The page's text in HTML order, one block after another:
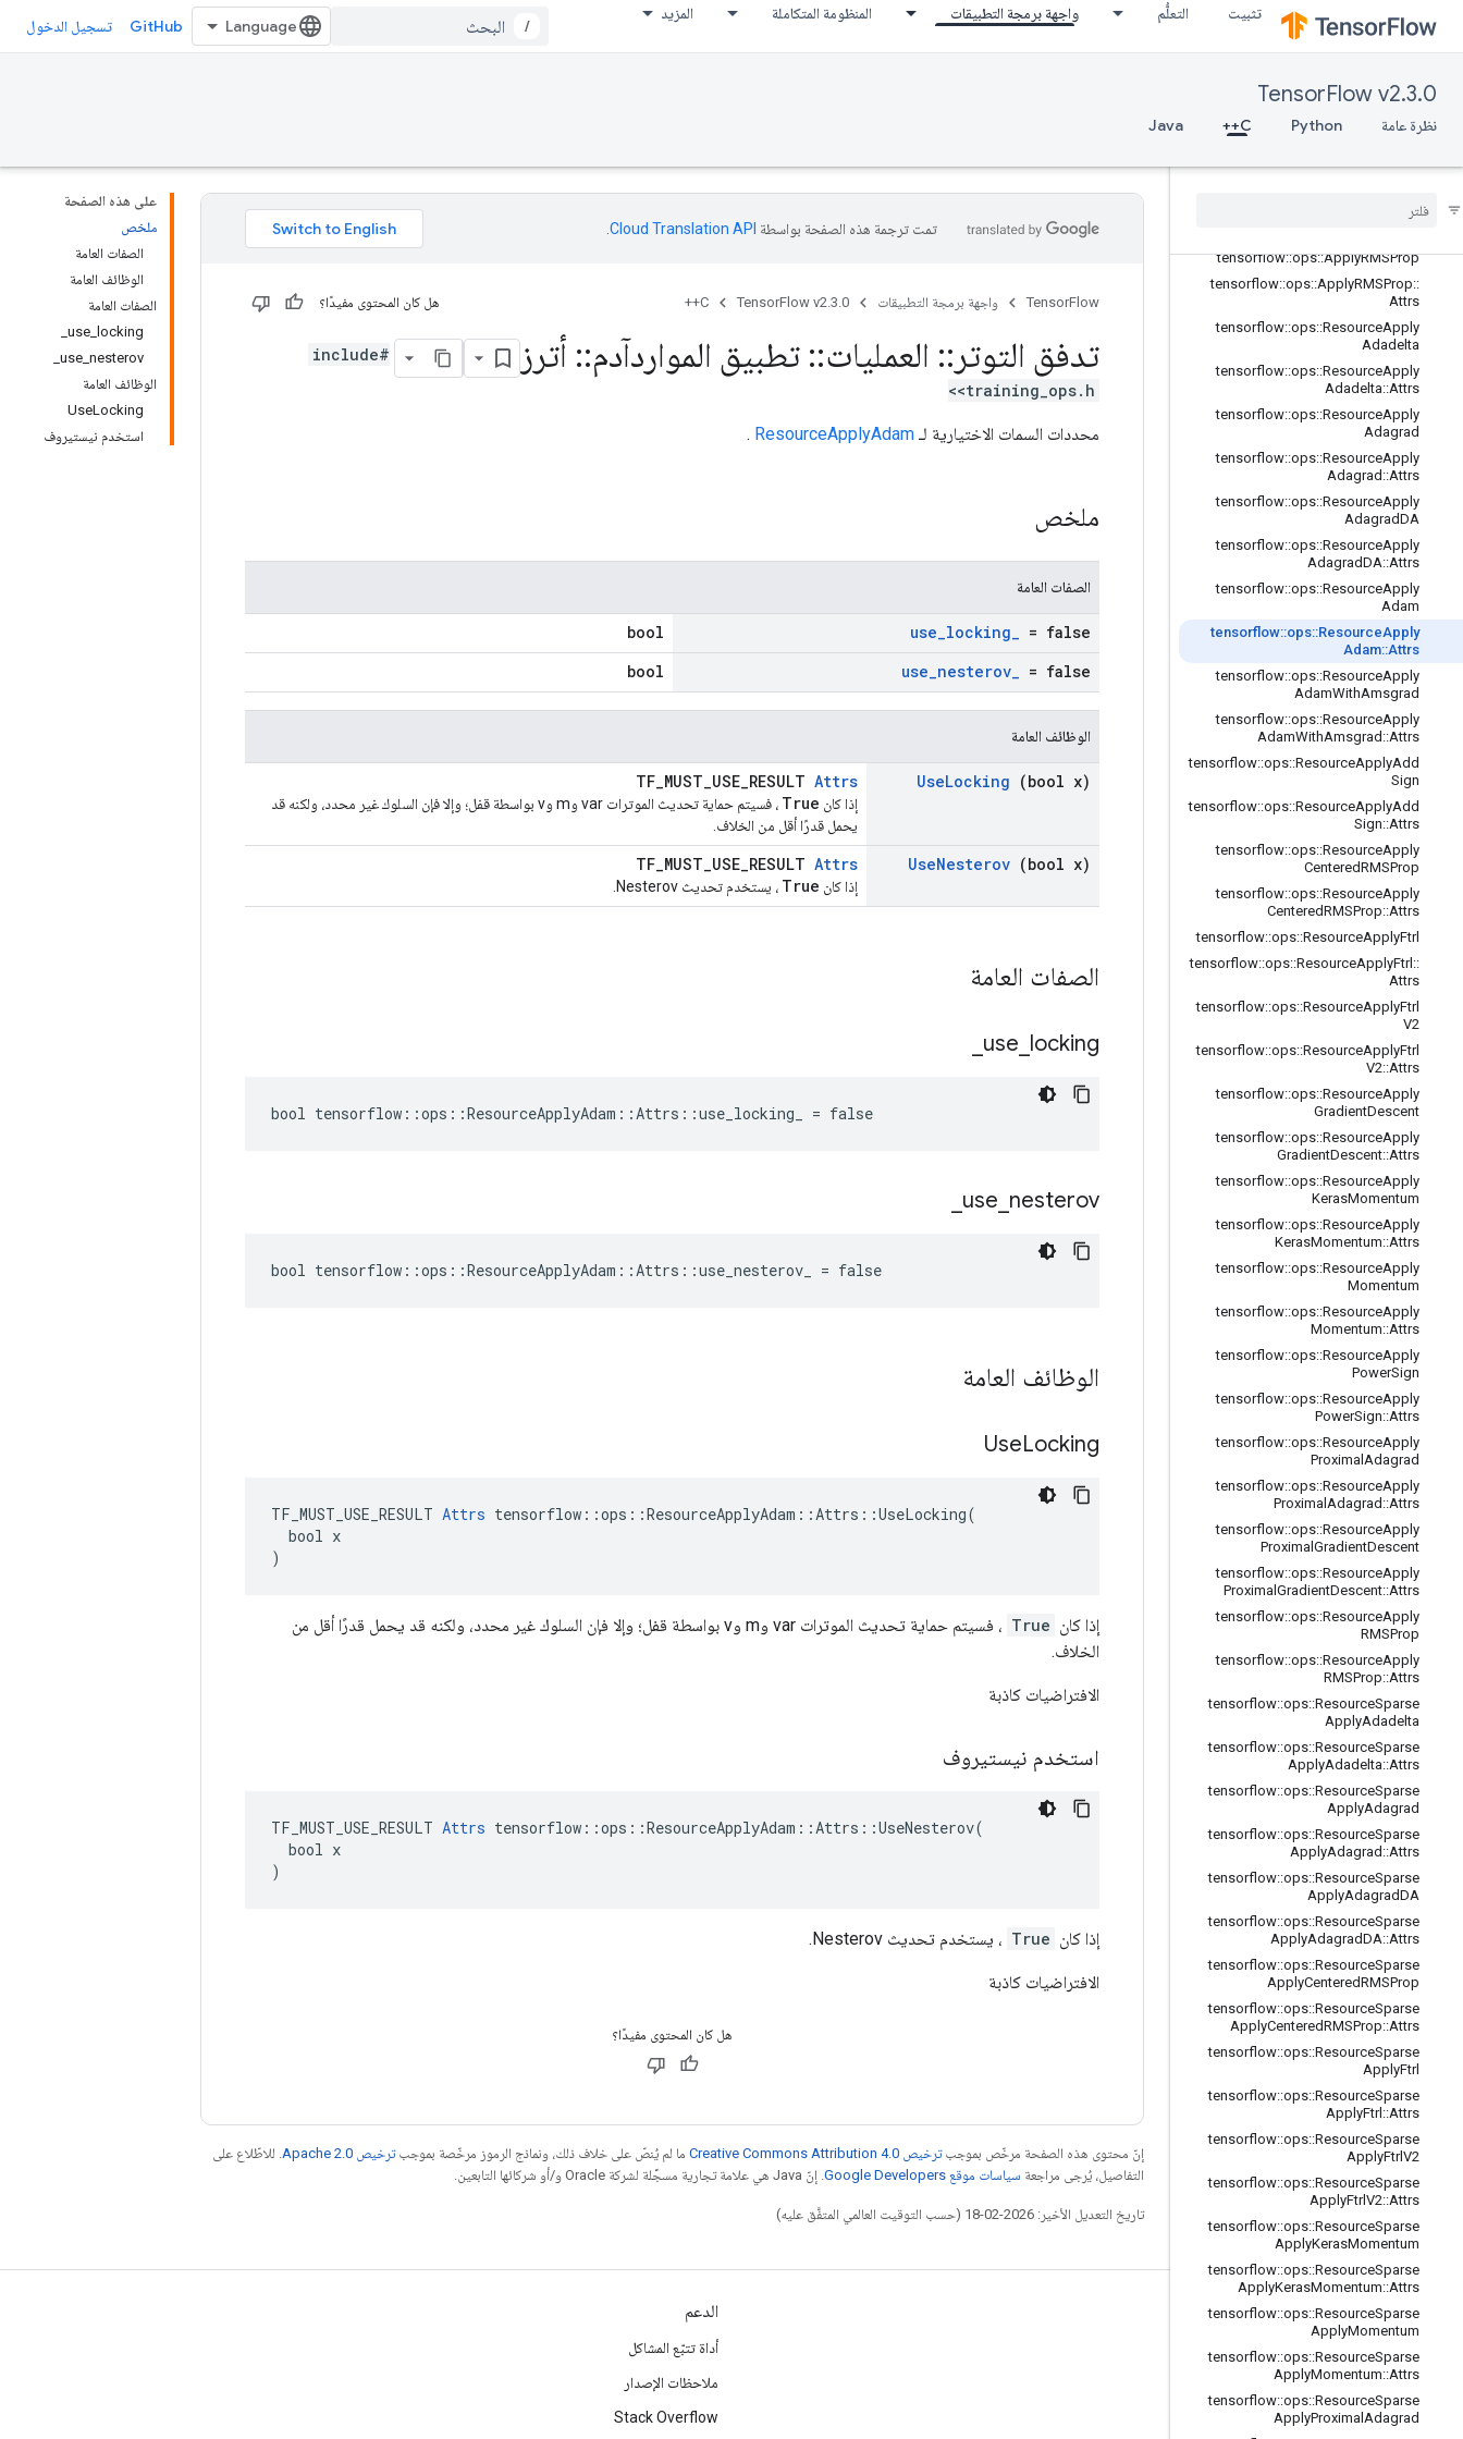
تثبيت التعلُّم واجهة برمجة التطبيقات المنظومة المتكاملة المزيد
/
GitHub تسجيل الدخول
TensorFlow v2.3.0
نظرة عامة Python
C++
Java
tensorflow::ops::ApplyPowerSign
tensorflow::ops::ApplyPowerSign::At
trs
tensorflow::ops::ApplyProximalAdag
rad
tensorflow::ops::ApplyProximalAdag
tensorflow::ops::ApplyProximal
Proximal
tensorflow::ops::ApplyRMSProp
tensorflow::ops::ApplyRMSProp::
Attrs
tensorflow::ops::ResourceApply
Adadelta
tensorflow::ops::ResourceApply
Adadelta::Attrs
tensorflow::ops::ResourceApply
Adagrad
tensorflow::ops::ResourceApply
Adagrad ::Attrs
tensorflow::ops::ResourceApply
AdagradDA
tensorflow::ops::ResourceApply
AdagradDA::Attrs
tensorflow::ops::ResourceApply
Adam
tensorflow::ops::ResourceApply
Adam::Attrs
tensorflow::ops::ResourceApply
AdamWithAmsgrad
tensorflow::ops::ResourceApply
AdamWithAmsgrad ::Attrs
tensorflow::ops::ResourceApplyAdd
Sign
tensorflow::ops::ResourceApplyAdd
Sign::Attrs
tensorflow::ops::ResourceApply
CenteredRMSProp
tensorflow::ops::ResourceApply
CenteredRMSProp::Attrs
tensorflow::ops::ResourceApplyFtrl
tensorflow::ops::ResourceApplyFtrl ::
Attrs
tensorflow::ops::ResourceApplyFtrl
V2
tensorflow::ops::ResourceApplyFtrl
V2::Attrs
tensorflow::ops::ResourceApply
GradientDescent
tensorflow::ops::ResourceApply
GradientDescent::Attrs
tensorflow::ops::ResourceApply
KerasMomentum
tensorflow::ops::ResourceApply
KerasMomentum::Attrs
tensorflow::ops::ResourceApply
Momentum
tensorflow::ops::ResourceApply
Momentum::Attrs
tensorflow::ops::ResourceApply
PowerSign
tensorflow::ops::ResourceApply
PowerSign::Attrs
tensorflow::ops::ResourceApply
Proximal Adagrad
tensorflow::ops::ResourceApply
Proximal Adagrad ::Attrs
tensorflow::ops::ResourceApply
Proximal GradientDescent
tensorflow::ops::ResourceApply
Proximal GradientDescent::Attrs
tensorflow::ops::ResourceApply
RMSProp
tensorflow::ops::ResourceApply
RMSProp::Attrs
tensorflow::ops::ResourceSparse
ApplyAdadelta
tensorflow::ops::ResourceSparse
ApplyAdadelta::Attrs
tensorflow::ops::ResourceSparse
ApplyAdagrad
tensorflow::ops::ResourceSparse
ApplyAdagrad ::Attrs
tensorflow::ops::ResourceSparse
ApplyAdagradDA
tensorflow::ops::ResourceSparse
ApplyAdagradDA::Attrs
tensorflow::ops::ResourceSparse
ApplyCenteredRMSProp
tensorflow::ops::ResourceSparse
ApplyCenteredRMSProp::Attrs
tensorflow::ops::ResourceSparse
ApplyFtrl
tensorflow::ops::ResourceSparse
ApplyFtrl ::Attrs
tensorflow::ops::ResourceSparse
ApplyFtrlV2
tensorflow::ops::ResourceSparse
ApplyFtrlV2::Attrs
tensorflow::ops::ResourceSparse
ApplyKerasMomentum
tensorflow::ops::ResourceSparse
ApplyKerasMomentum::Attrs
tensorflow::ops::ResourceSparse
ApplyMomentum
tensorflow::ops::ResourceSparse
ApplyMomentum::Attrs
tensorflow::ops::ResourceSparse
ApplyProximal Adagrad
على هذه الصفحة
ملخص
الصفات العامة
الوظائف العامة
الصفات العامة
use_locking_
use_nesterov_
الوظائف العامة
UseLocking
استخدم نيستيروف
تمت ترجمة هذه الصفحة بواسطة Cloud Translation API‏
TensorFlow واجهة برمجة التطبيقات TensorFlow v2.3.0
C++ هل كان المحتوى مفيدًا؟
تدفق التوتر :: العمليات:: تطبيق المواردآدم:: أترز
#include
<training_ops.h>
محددات السمات الاختيارية لـ ResourceApplyAdam
.
ملخص
الصفات العامة
use_locking_ = false
bool
use_nesterov_ = false
bool
الوظائف العامة
UseLocking (bool x)
TF_MUST_USE_RESULT Attrs
إذا كان True
، فسيتم حماية تحديث الموترات var وm وv بواسطة قفل؛ وإلا فإن السلوك غير محدد، ولكنه قد
يحمل قدرًا أقل من الخلاف.
UseNesterov (bool x)
TF_MUST_USE_RESULT Attrs
إذا كان True ، يستخدم تحديث Nesterov.
الصفات العامة
use locking
bool tensorflow::ops::ResourceApplyAdam::Attrs::use_locking_ = false
use nesterov
bool tensorflow::ops::ResourceApplyAdam::Attrs::use_nesterov_ = false
الوظائف العامة
UseLocking
TF_MUST_USE_RESULT Attrs tensorflow::ops::ResourceApplyAdam::Attrs::UseLocking(
  bool x
)
إذا كان True
، فسيتم حماية تحديث الموترات var وm وv بواسطة قفل؛ وإلا فإن السلوك غير محدد، ولكنه قد يحمل قدرًا أقل من
الخلاف.
الافتراضيات كاذبة
استخدم نيستيروف
TF_MUST_USE_RESULT Attrs tensorflow::ops::ResourceApplyAdam::Attrs::UseNesterov(
  bool x
)
إذا كان True ، يستخدم تحديث Nesterov.
الافتراضيات كاذبة
هل كان المحتوى مفيدًا؟
إنّ محتوى هذه الصفحة مرخّص بموجبترخيص Creative Commons Attribution 4.0‏ ما لم يُنصّ على خلاف ذلك، ونماذج الرموز مرخّصة بموجبترخيص Apache 2.0‏
. للاطّلاع على
التفاصيل، يُرجى مراجعة سياسات موقع Google Developers‏ . إنّ Java هي علامة تجارية مسجَّلة لشركة Oracle و/أو شركائها التابعين.
تاريخ التعديل الأخير: 2026-02-18 (حسب التوقيت العالمي المتفَّق عليه)
التواصل الاجتماعي
المنتدى
GitHub
الدعم
أداة تتبّع المشاكل
ملاحظات الإصدار
Stack Overflow